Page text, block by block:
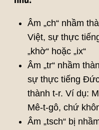
Âm „ch“ nhầm
Việt, sự thực
„khờ“ hoặc „ix“
Âm „tr“ nhầm
sự thực tiếng
thành t-r. Ví dụ:
Mê-t-gô, chứ
Âm „tsch“ bị